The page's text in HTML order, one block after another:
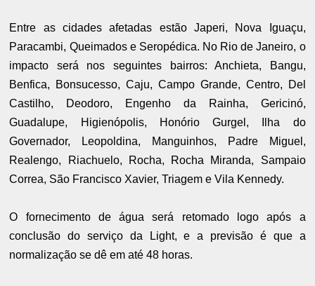
Entre as cidades afetadas estão Japeri, Nova Iguaçu,
Paracambi, Queimados e Seropédica. No Rio de Janeiro, o
impacto será nos seguintes bairros: Anchieta, Bangu,
Benfica, Bonsucesso, Caju, Campo Grande, Centro, Del
Castilho, Deodoro, Engenho da Rainha, Gericinó,
Guadalupe, Higienópolis, Honório Gurgel, Ilha do
Governador, Leopoldina, Manguinhos, Padre Miguel,
Realengo, Riachuelo, Rocha, Rocha Miranda, Sampaio
Correa, São Francisco Xavier, Triagem e Vila Kennedy.
O fornecimento de água será retomado logo após a
conclusão do serviço da Light, e a previsão é que a
normalização se dê em até 48 horas.